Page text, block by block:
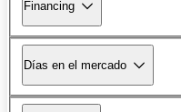
Financing
Días en el mercado